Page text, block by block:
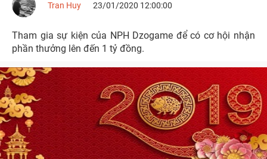
Tran Huy 23/01/2020 12:00:00
Tham gia sự kiện của NPH Dzogame để có cơ hội nhận
phần thưởng lên đến 1 tỷ đồng.